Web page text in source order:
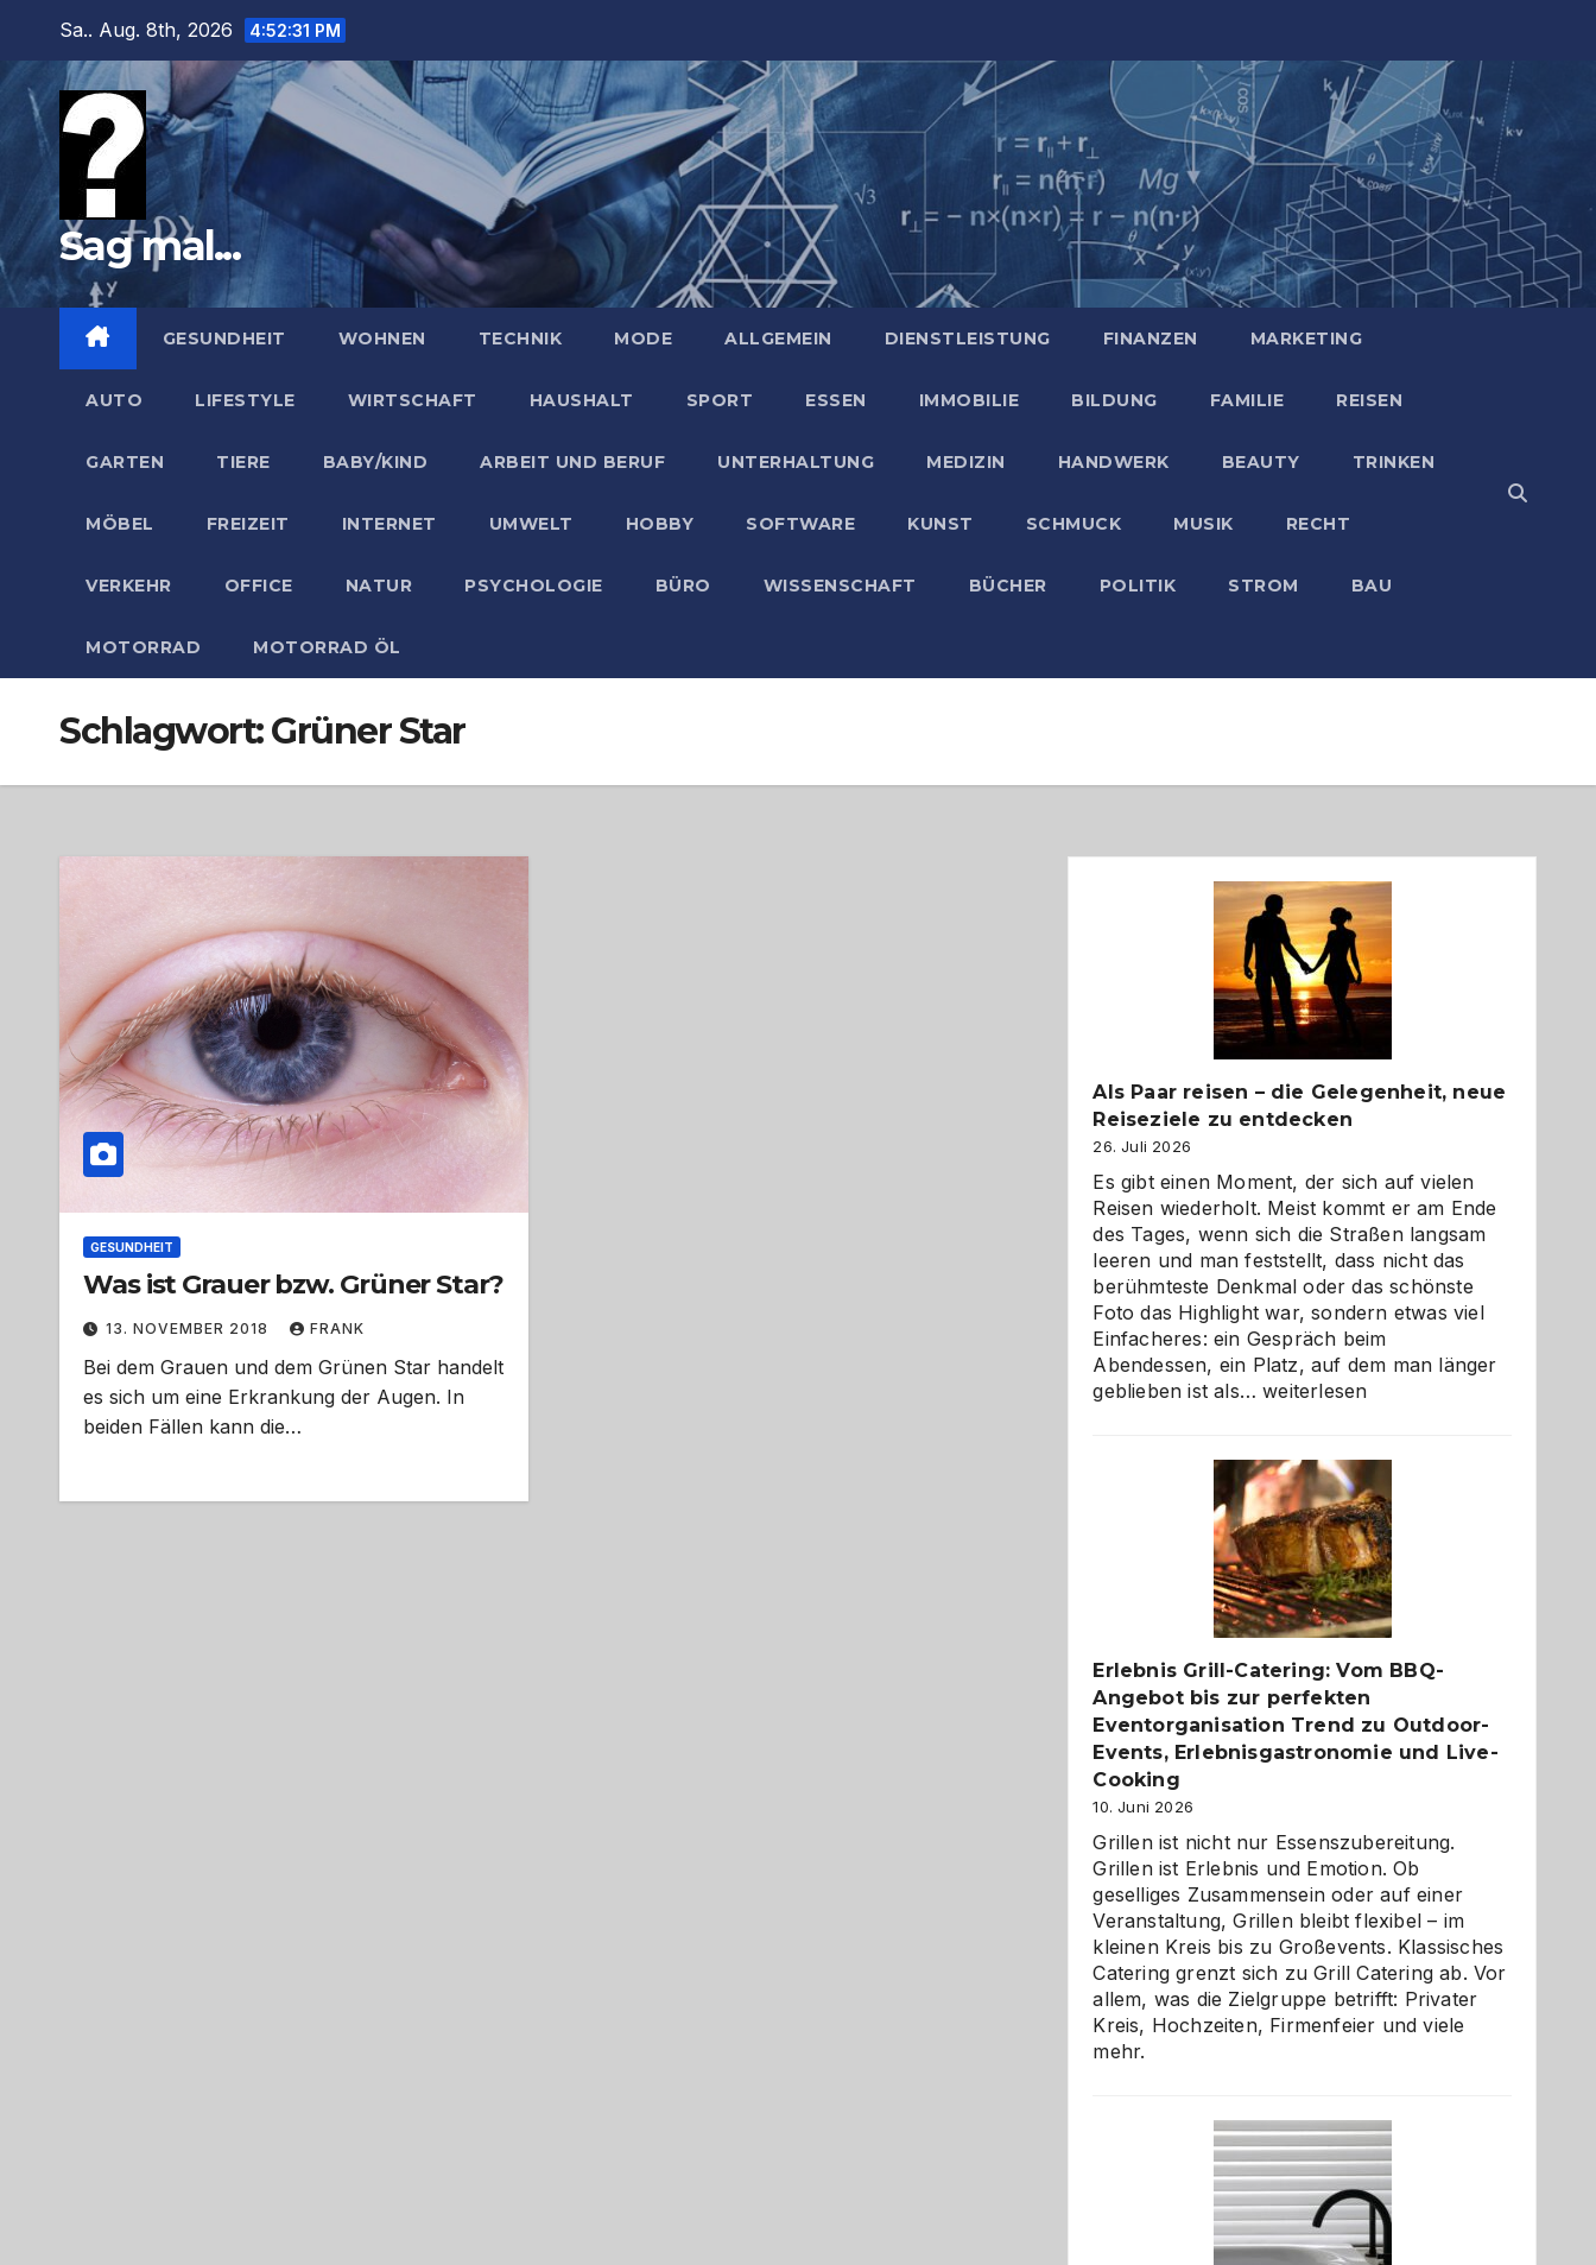
springen
Sa.. Aug. 8th, 2026 4:52:32 PM
Sag mal...
GESUNDHEIT WOHNEN TECHNIK MODE ALLGEMEIN DIENSTLEISTUNG FINANZEN MARKETING
AUTO LIFESTYLE WIRTSCHAFT HAUSHALT SPORT ESSEN IMMOBILIE BILDUNG FAMILIE REISEN
GARTEN TIERE BABY/KIND ARBEIT UND BERUF UNTERHALTUNG MEDIZIN HANDWERK BEAUTY TRINKEN
MÖBEL FREIZEIT INTERNET UMWELT HOBBY SOFTWARE KUNST SCHMUCK MUSIK RECHT
VERKEHR OFFICE NATUR PSYCHOLOGIE BÜRO WISSENSCHAFT BÜCHER POLITIK STROM BAU
MOTORRAD MOTORRAD ÖL
Schlagwort:Grüner Star
GESUNDHEIT
Was ist Grauer bzw. Grüner Star?
13. NOVEMBER 2018 FRANK
Bei dem Grauen und dem Grünen Star handelt
es sich um eine Erkrankung der Augen. In
beiden Fällen kann die…
Als Paar reisen – die Gelegenheit, neue
Reiseziele zu entdecken
26. Juli 2026
Es gibt einen Moment, der sich auf vielen
Reisen wiederholt. Meist kommt er am Ende
des Tages, wenn sich die Straßen langsam
leeren und man feststellt, dass nicht das
berühmteste Denkmal oder das schönste
Foto das Highlight war, sondern etwas viel
Einfacheres: ein Gespräch beim
Abendessen, ein Platz, auf dem man länger
geblieben ist als…Als
–
die
Gelegenheit,
neue
Reiseziele
zu
entdecken
weiterlesen
Erlebnis Grill-Catering: Vom BBQ-
Angebot bis zur perfekten
Eventorganisation Trend zu Outdoor-
Events, Erlebnisgastronomie und Live-
Cooking
10. Juni 2026
Grillen ist nicht nur Essenszubereitung.
Grillen ist Erlebnis und Emotion. Ob
geselliges Zusammensein oder auf einer
Veranstaltung, Grillen bleibt flexibel – im
kleinen Kreis bis zu Großevents. Klassisches
Catering grenzt sich zu Grill Catering ab. Vor
allem, was die Zielgruppe betrifft: Privater
Kreis, Hochzeiten, Firmenfeier und viele
mehr.